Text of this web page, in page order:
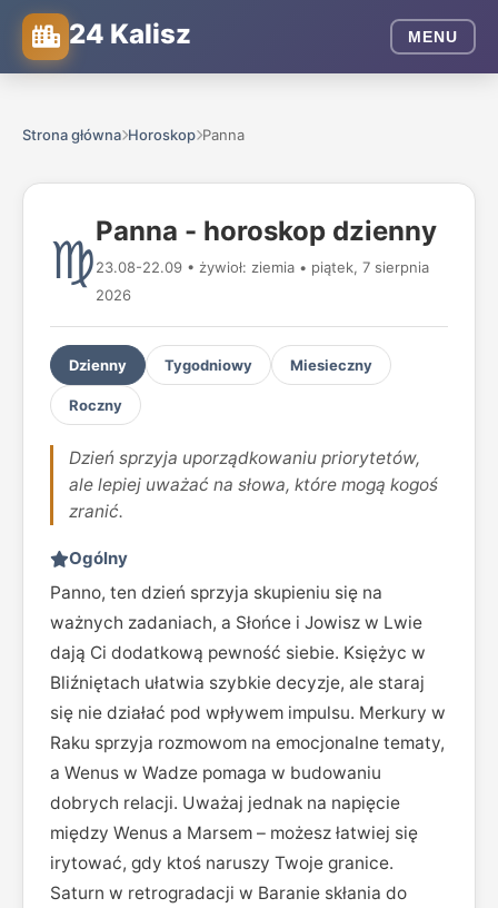
24 Kalisz MENU
Strona główna Horoskop Panna
♍Panna - horoskop dzienny
23.08-22.09 • żywioł: ziemia • piątek, 7 sierpnia
2026
Dzienny Tygodniowy Miesieczny
Roczny
Dzień sprzyja uporządkowaniu priorytetów,
ale lepiej uważać na słowa, które mogą kogoś
zranić.
Ogólny
Panno, ten dzień sprzyja skupieniu się na
ważnych zadaniach, a Słońce i Jowisz w Lwie
dają Ci dodatkową pewność siebie. Księżyc w
Bliźniętach ułatwia szybkie decyzje, ale staraj
się nie działać pod wpływem impulsu. Merkury w
Raku sprzyja rozmowom na emocjonalne tematy,
a Wenus w Wadze pomaga w budowaniu
dobrych relacji. Uważaj jednak na napięcie
między Wenus a Marsem – możesz łatwiej się
irytować, gdy ktoś naruszy Twoje granice.
Saturn w retrogradacji w Baranie skłania do